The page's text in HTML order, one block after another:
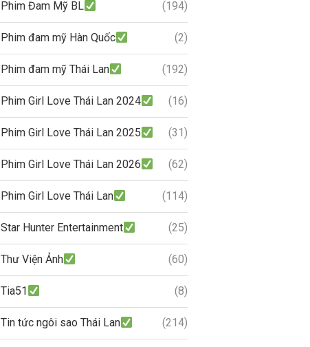
Phim Đam Mỹ BL (194)
Phim đam mỹ Hàn Quốc (2)
Phim đam mỹ Thái Lan (192)
Phim Girl Love Thái Lan 2024 (16)
Phim Girl Love Thái Lan 2025 (31)
Phim Girl Love Thái Lan 2026 (62)
Phim Girl Love Thái Lan (114)
Star Hunter Entertainment (25)
Thư Viện Ảnh (60)
Tia51 (8)
Tin tức ngôi sao Thái Lan (214)